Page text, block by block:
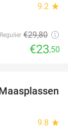
9.2 star
Regulier €29,80
€23,50
43%
9.8 star